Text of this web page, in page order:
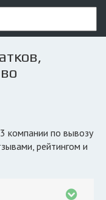
рейтингом и